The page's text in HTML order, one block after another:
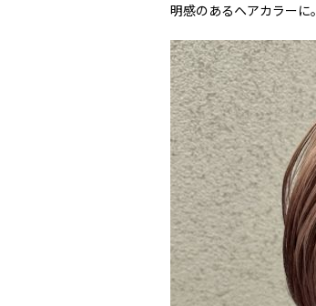
明感のあるヘアカラーに。